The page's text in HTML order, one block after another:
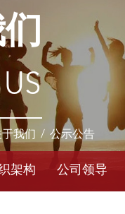
我们 / 公示公告
架构 公司领导